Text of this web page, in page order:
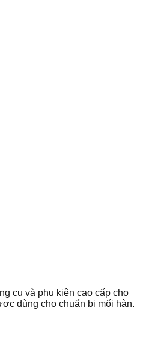
cụ và phụ kiện cao cấp cho
dùng cho chuẩn bị mối hàn.